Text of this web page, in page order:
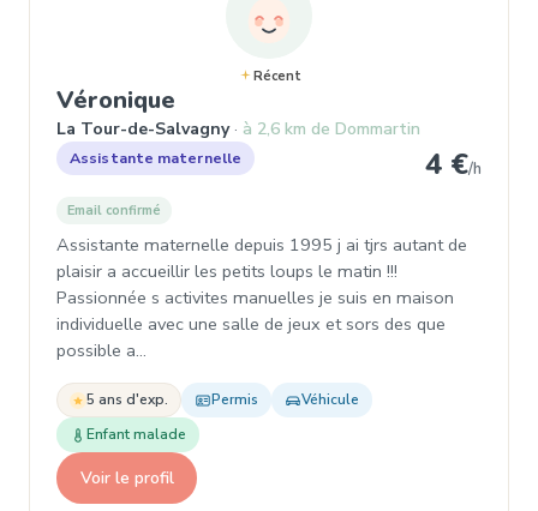
Récent
Véronique
La Tour-de-Salvagny à 2,6 km de Dommartin
Assistante maternelle 4 €/h
Email confirmé
Assistante maternelle depuis 1995 j ai tjrs autant de
plaisir a accueillir les petits loups le matin !!!
Passionnée s activites manuelles je suis en maison
individuelle avec une salle de jeux et sors des que
possible a…
5 ans d'exp. Permis
Véhicule
Enfant malade
Voir le profil